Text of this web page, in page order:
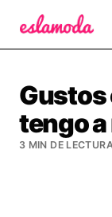
Gustos
tengo
3 MIN DE